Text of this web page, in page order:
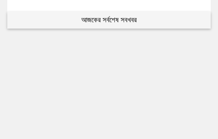
আজকের সর্বশেষ সবখবর